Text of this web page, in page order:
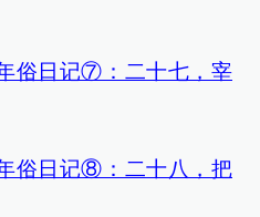
俗日记⑦：二十七，宰
俗日记⑧：二十八，把